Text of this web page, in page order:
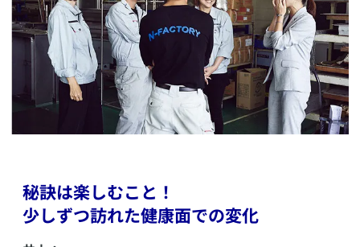
秘訣は楽しむこと！
少しずつ訪れた健康面での変化